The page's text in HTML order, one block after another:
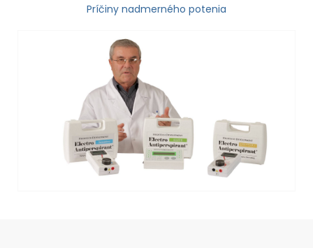
Príčiny nadmerného potenia